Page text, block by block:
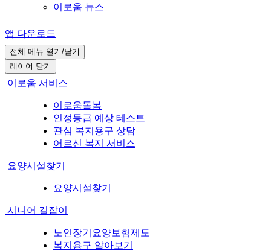
이로움 뉴스
앱 다운로드
전체 메뉴 열기/닫기
레이어 닫기
이로움 서비스
이로움돌봄
인정등급 예상 테스트
관심 복지용구 상담
어르신 복지 서비스
요양시설찾기
요양시설찾기
시니어 길잡이
노인장기요양보험제도
복지용구 알아보기